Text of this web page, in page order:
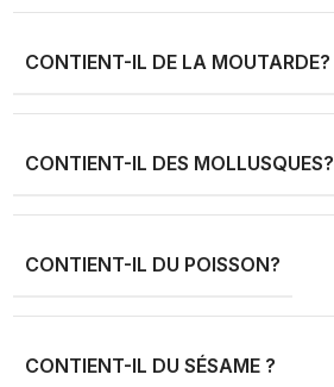
CONTIENT-IL DE LA MOUTARDE?
CONTIENT-IL DES MOLLUSQUES?
CONTIENT-IL DU POISSON?
CONTIENT-IL DU SÉSAME ?